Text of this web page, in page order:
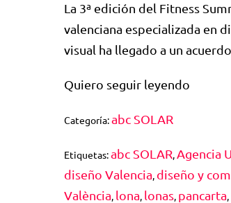
La 3ª edición del Fitness
valenciana especializada en
visual ha llegado a un
Quiero seguir leyendo
Categoría:abc SOLAR
Etiquetas:abc SOLAR, Agencia
diseño Valencia, diseño y
València, lona, lonas, pancarta,